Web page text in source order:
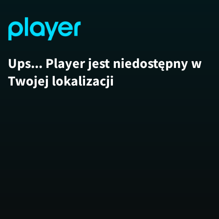
Ups... Player jest niedostępny w
Twojej lokalizacji